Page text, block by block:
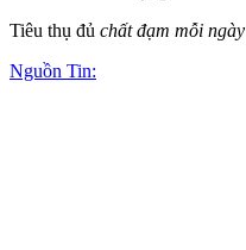
Tiêu thụ đủ chất đạm mỗi ngày
Nguồn Tin: